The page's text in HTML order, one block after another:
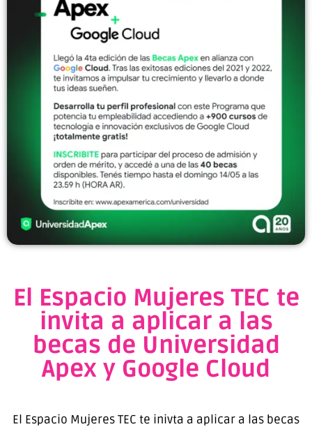
El Espacio Mujeres TEC te
invita a aplicar a las
becas de Universidad
Apex y Google Cloud
El Espacio Mujeres TEC te inivta a aplicar a las becas